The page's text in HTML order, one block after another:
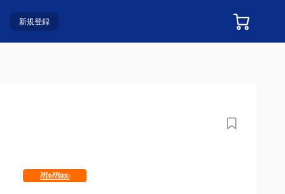
新規登録